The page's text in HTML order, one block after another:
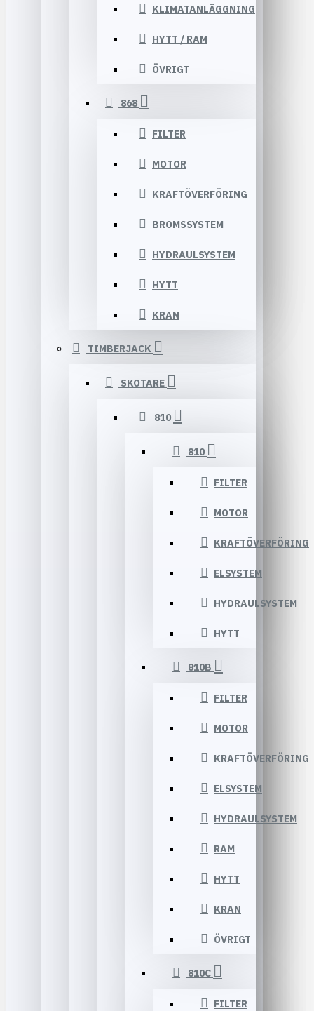
KLIMATANLÄGGNING
HYTT / RAM
ÖVRIGT
868
FILTER
MOTOR
KRAFTÖVERFÖRING
BROMSSYSTEM
HYDRAULSYSTEM
HYTT
KRAN
TIMBERJACK
SKOTARE
810
810
FILTER
MOTOR
KRAFTÖVERFÖRING
ELSYSTEM
HYDRAULSYSTEM
HYTT
810B
FILTER
MOTOR
KRAFTÖVERFÖRING
ELSYSTEM
HYDRAULSYSTEM
RAM
HYTT
KRAN
ÖVRIGT
810C
FILTER